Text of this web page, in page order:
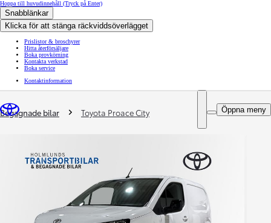
Hoppa till huvudinnehåll (Tryck på Enter)
Snabblänkar
Klicka för att stänga räckviddsöverlägget
Prislistor & broschyrer
Hitta återförsäljare
Boka provkörning
Kontakta verkstad
Boka service
Kontaktinformation
Öppna meny
You are here
Begagnade bilar Toyota Proace City